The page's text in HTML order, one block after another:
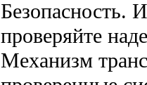
Безопасность.
проверяйте
Механизм